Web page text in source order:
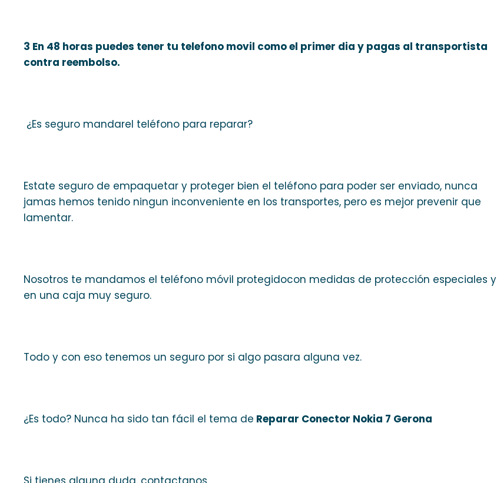
3 En 48 horas puedes tener tu telefono movil como el primer dia y pagas al transportista
contra reembolso.
¿Es seguro mandarel teléfono para reparar?
Estate seguro de empaquetar y proteger bien el teléfono para poder ser enviado, nunca
jamas hemos tenido ningun inconveniente en los transportes, pero es mejor prevenir que
lamentar.
Nosotros te mandamos el teléfono móvil protegidocon medidas de protección especiales y
en una caja muy seguro.
Todo y con eso tenemos un seguro por si algo pasara alguna vez.
¿Es todo? Nunca ha sido tan fácil el tema de Reparar Conector Nokia 7 Gerona